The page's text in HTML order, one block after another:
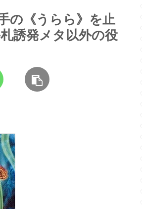
の《うらら》を止
誘発メタ以外の役